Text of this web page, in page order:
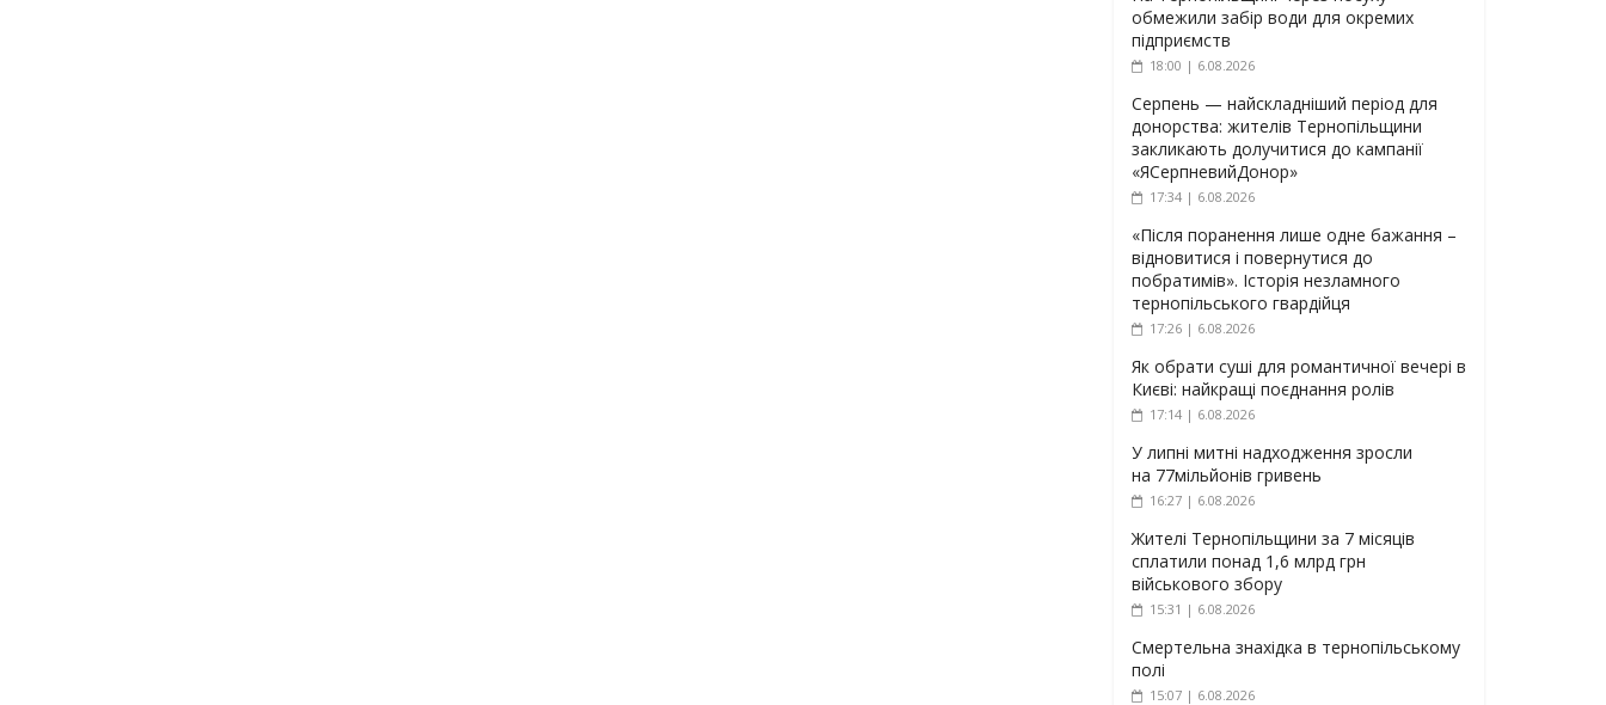
обмежили забір води для окремих
підприємств
18:00 | 6.08.2026
Серпень — найскладніший період для
донорства: жителів Тернопільщини
закликають долучитися до кампанії
«ЯСерпневийДонор»
17:34 | 6.08.2026
«Після поранення лише одне бажання –
відновитися і повернутися до
побратимів». Історія незламного
тернопільського гвардійця
17:26 | 6.08.2026
Як обрати суші для романтичної вечері в
Києві: найкращі поєднання ролів
17:14 | 6.08.2026
У липні митні надходження зросли
на 77мільйонів гривень
16:27 | 6.08.2026
Жителі Тернопільщини за 7 місяців
сплатили понад 1,6 млрд грн
військового збору
15:31 | 6.08.2026
Смертельна знахідка в тернопільському
полі
15:07 | 6.08.2026